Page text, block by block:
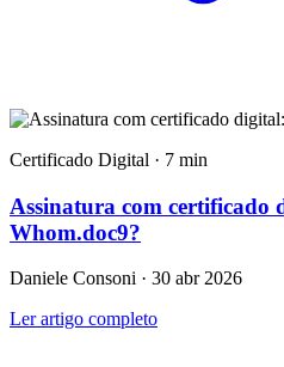
Certificado Digital · 7 min
Assinatura com certificado
Whom.doc9?
Daniele Consoni · 30 abr 2026
Ler artigo completo